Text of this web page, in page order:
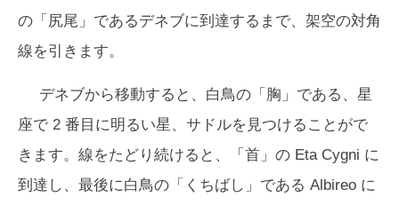
の「尻尾」であるデネブに到達するまで、架空の対角
線を引きます。
デネブから移動すると、白鳥の「胸」である、星
座で 2 番目に明るい星、サドルを見つけることがで
きます。線をたどり続けると、「首」の Eta Cygni に
到達し、最後に白鳥の「くちばし」である Albireo に